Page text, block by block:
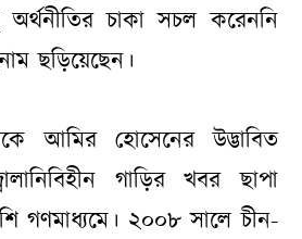
চাকা সচল করেননি
ছড়িয়েছেন।
আমির হোসেনের উদ্ভাবিত
গাড়ির খবর ছাপা
গণমাধ্যমে। ২০০৮ সালে চীন-